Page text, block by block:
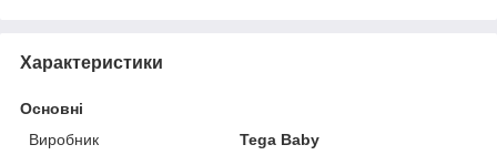
Характеристики
Основні
Виробник
Tega Baby